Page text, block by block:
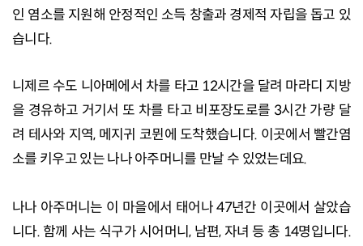
인 염소를 지원해 안정적인 소득 창출과 경제적 자립을 돕고 있
습니다.
니제르 수도 니아메에서 차를 타고 12시간을 달려 마라디 지방
을 경유하고 거기서 또 차를 타고 비포장도로를 3시간 가량 달
려 테사와 지역, 메지귀 코뮌에 도착했습니다. 이곳에서 빨간염
소를 키우고 있는 나나 아주머니를 만날 수 있었는데요.
나나 아주머니는 이 마을에서 태어나 47년간 이곳에서 살았습
니다. 함께 사는 식구가 시어머니, 남편, 자녀 등 총 14명입니다.